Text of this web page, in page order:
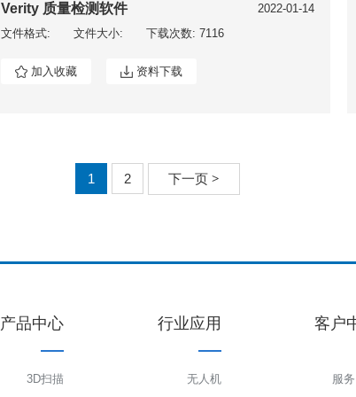
Verity 质量检测软件
2022-01-14
文件格式:
文件大小: 下载次数: 7116
加入收藏 资料下载
1 2 下一页 >
产品中心
3D扫描
行业应用
无人机
客户
服